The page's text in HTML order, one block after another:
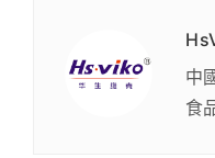
中
食